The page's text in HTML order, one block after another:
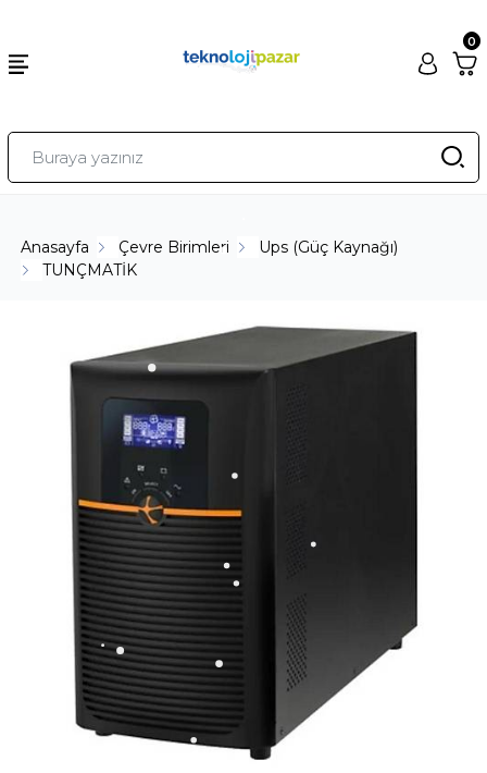
0
Anasayfa Çevre Birimleri
Ups (Güç Kaynağı)
TUNÇMATİK